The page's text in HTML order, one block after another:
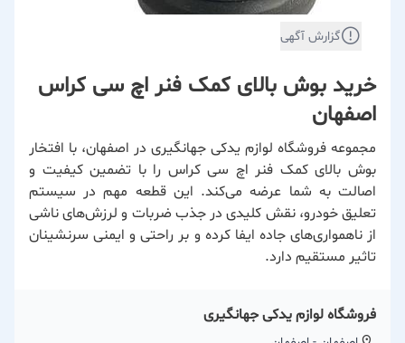
گزارش آگهی
خرید بوش بالای کمک فنر اچ سی کراس
اصفهان
مجموعه فروشگاه لوازم یدکی جهانگیری در اصفهان، با افتخار
بوش بالای کمک فنر اچ سی کراس را با تضمین کیفیت و
اصالت به شما عرضه می‌کند. این قطعه مهم در سیستم
تعلیق خودرو، نقش کلیدی در جذب ضربات و لرزش‌های ناشی
از ناهمواری‌های جاده ایفا کرده و بر راحتی و ایمنی سرنشینان
تاثیر مستقیم دارد.
فروشگاه لوازم یدکی جهانگیری